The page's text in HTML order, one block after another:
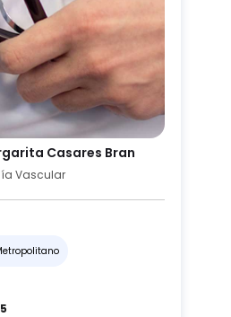
Casares Bran
Vascular